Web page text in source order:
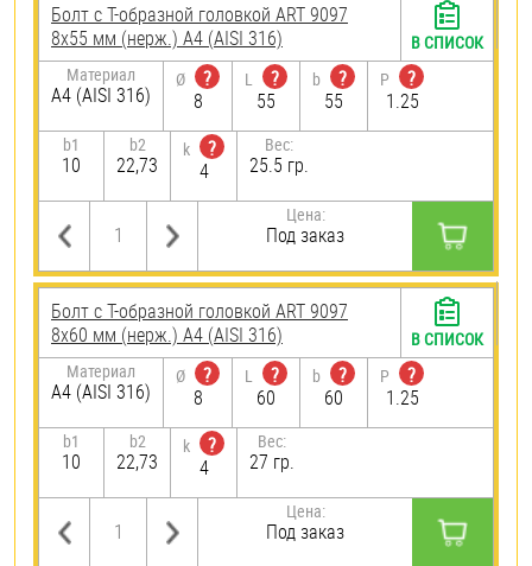
Болт с Т-образной головкой ART 9097
8х55 мм (нерж.) A4 (AISI 316)
Материал
A4 (AISI 316)
Ø
?
8
L
?
55
b
?
55
P
?
1.25
b1
10
b2
22,73
k
?
4
Вес:
25.5 гр.
Цена:
Под заказ
В СПИСОК
Болт с Т-образной головкой ART 9097
8х60 мм (нерж.) A4 (AISI 316)
Материал
A4 (AISI 316)
Ø
?
8
L
?
60
b
?
60
P
?
1.25
b1
10
b2
22,73
k
?
4
Вес:
27 гр.
Цена:
Под заказ
В СПИСОК